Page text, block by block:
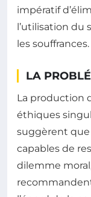
impératif
l’utilisation
les souffrances.
LA
La production
éthiques
suggèrent
capables de
dilemme